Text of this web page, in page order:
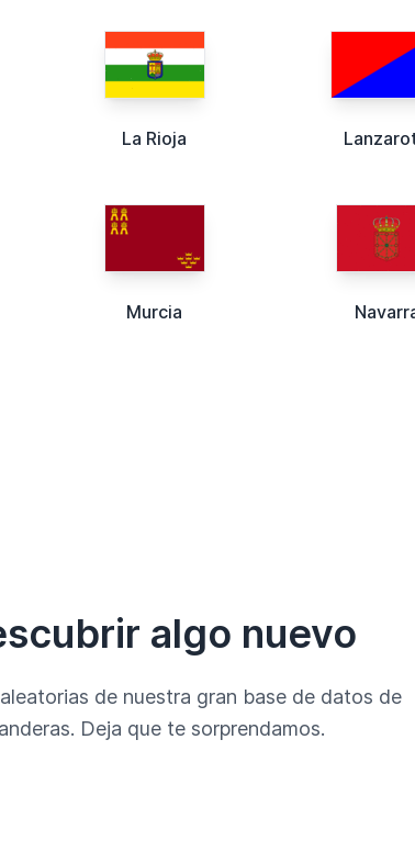
La Rioja
Murcia
algo nuevo
de nuestra gran base de datos de
Deja que te sorprendamos.